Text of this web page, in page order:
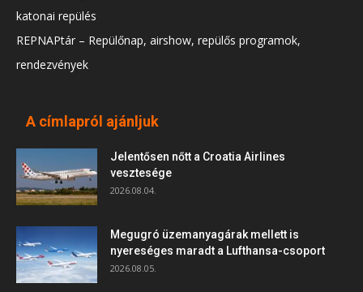
katonai repülés
REPNAPtár – Repülőnap, airshow, repülős programok,
rendezvények
A címlapról ajánljuk
Jelentősen nőtt a Croatia Airlines
vesztesége
2026.08.04.
Megugró üzemanyagárak mellett is
nyereséges maradt a Lufthansa-csoport
2026.08.05.